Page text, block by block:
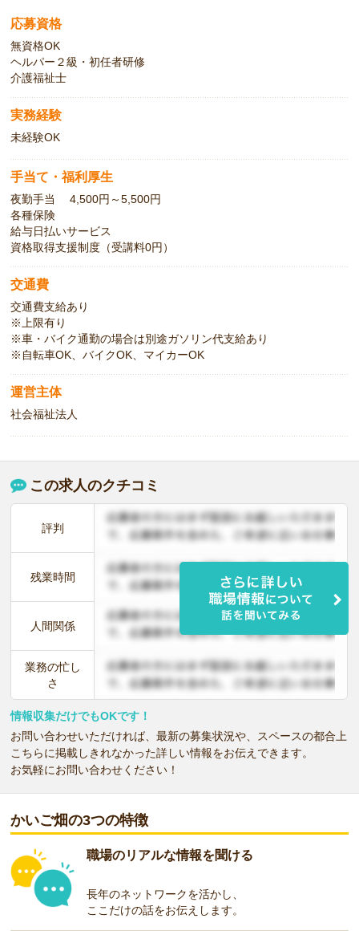
応募資格
無資格OK
ヘルパー２級・初任者研修
介護福祉士
実務経験
未経験OK
手当て・福利厚生
夜勤手当 4,500円～5,500円
各種保険
給与日払いサービス
資格取得支援制度（受講料0円）
交通費
交通費支給あり
※上限有り
※車・バイク通勤の場合は別途ガソリン代支給あり
※自転車OK、バイクOK、マイカーOK
運営主体
社会福祉法人
この求人のクチコミ
評判
残業時間
人間関係
業務の忙し
さ
情報収集だけでもOKです！
お問い合わせいただければ、最新の募集状況や、スペースの都合上
こちらに掲載しきれなかった詳しい情報をお伝えできます。
お気軽にお問い合わせください！
かいご畑の3つの特徴
職場のリアルな情報を聞ける
長年のネットワークを活かし、
ここだけの話をお伝えします。